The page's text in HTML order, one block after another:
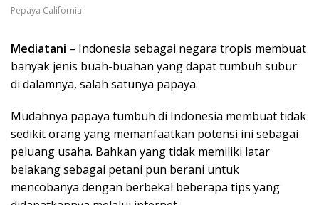
Pepaya California
Mediatani – Indonesia sebagai negara tropis membuat
banyak jenis buah-buahan yang dapat tumbuh subur
di dalamnya, salah satunya papaya.
Mudahnya papaya tumbuh di Indonesia membuat tidak
sedikit orang yang memanfaatkan potensi ini sebagai
peluang usaha. Bahkan yang tidak memiliki latar
belakang sebagai petani pun berani untuk
mencobanya dengan berbekal beberapa tips yang